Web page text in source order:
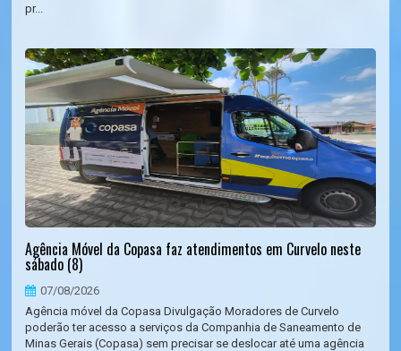
pr...
Agência Móvel da Copasa faz atendimentos em Curvelo neste
sábado (8)
07/08/2026
Agência móvel da Copasa Divulgação Moradores de Curvelo
poderão ter acesso a serviços da Companhia de Saneamento de
Minas Gerais (Copasa) sem precisar se deslocar até uma agência